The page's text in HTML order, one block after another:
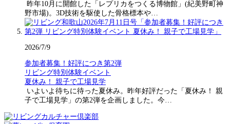
昨年10月に開館した「レプリカをつくる博物館」(紀美野町神
野市場)。3D技術を駆使した骨格標本や…
2026/7/9
参加者募集！好評につき第2弾
リビング特別体験イベント
夏休み！ 親子で工場見学
いよいよ待ちに待った夏休み。昨年好評だった「夏休み！ 親
子で工場見学」の第2弾を企画しました。今…